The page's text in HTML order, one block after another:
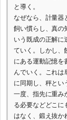
と導く。
なぜなら、計量器
飼い慣らし、真の
いう既成の正解に
ていく。しかし、
にある運動記憶を
んでいく。これ
に同期し、秤とい
一度、指先に重み
る必要などどこに
はなく、鍛え抜か